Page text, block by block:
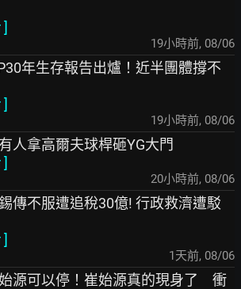
]
19小時前, 08/06
年生存報告出爐！近半團體撐不
]
19小時前, 08/06
人拿高爾夫球桿砸YG大門
]
20小時前, 08/06
傳不服遭追稅30億! 行政救濟遭駁
]
1天前, 08/06
源可以停！崔始源真的現身了 衝